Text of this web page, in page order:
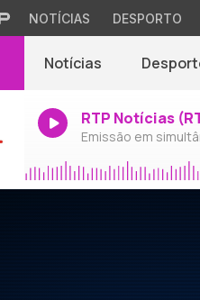
NOTÍCIAS DESPORTO
Notícias
RTP Notícias
Emissão em